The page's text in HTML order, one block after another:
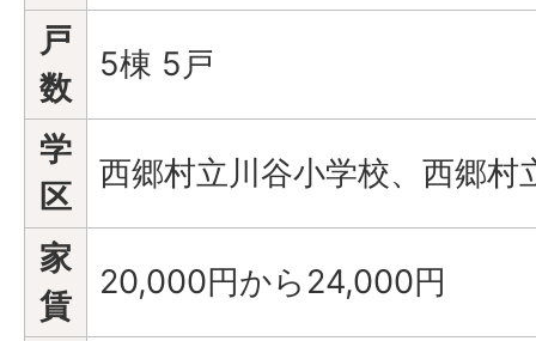
戸
数
5棟 5戸
学
区
西郷村立川谷小学校、西郷村
家
賃
20,000円から24,000円